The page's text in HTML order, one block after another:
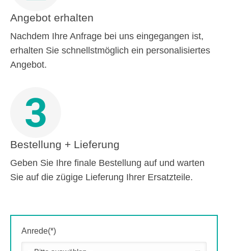
Angebot erhalten
Nachdem Ihre Anfrage bei uns eingegangen ist,
erhalten Sie schnellstmöglich ein personalisiertes
Angebot.
3
Bestellung + Lieferung
Geben Sie Ihre finale Bestellung auf und warten
Sie auf die zügige Lieferung Ihrer Ersatzteile.
Anrede(*)